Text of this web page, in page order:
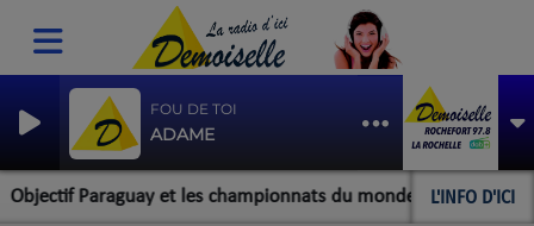
FOU DE TOI
ADAME
L'INFO D'ICI
Paraguay et les championnats du monde pour l'équipe